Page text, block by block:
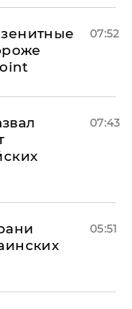
07:52
07:43
05:51